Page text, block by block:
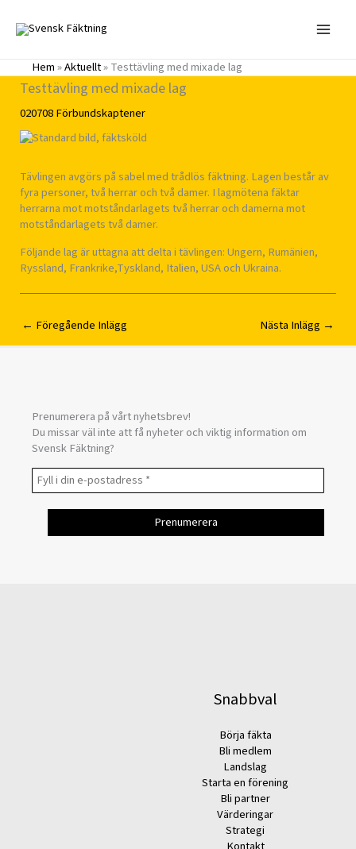
innehåll
Hem»Aktuellt»Testtävling med mixade lag
Testtävling med mixade lag
020708Förbundskaptener
Tävlingen avgörs på sabel med trådlös fäktning. Lagen består av
fyra personer, två herrar och två damer. I lagmötena fäktar
herrarna mot motståndarlagets två herrar och damerna mot
motståndarlagets två damer.
Följande lag är uttagna att delta i tävlingen: Ungern, Rumänien,
Ryssland, Frankrike,Tyskland, Italien, USA och Ukraina.
← Föregående Inlägg Nästa Inlägg →
Prenumerera på vårt nyhetsbrev!
Du missar väl inte att få nyheter och viktig information om
Svensk Fäktning?
Snabbval
Börja fäkta
Bli medlem
Landslag
Starta en förening
Bli partner
Värderingar
Strategi